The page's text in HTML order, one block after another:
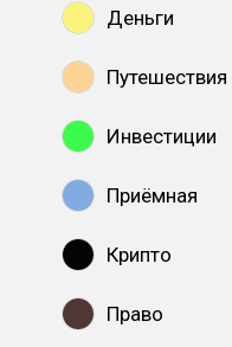
Деньги
Путешествия
Инвестиции
Приёмная
Крипто
Право